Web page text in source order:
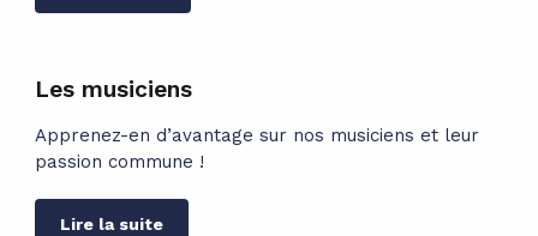
Les musiciens
Apprenez-en d’avantage sur nos musiciens et leur
Lire la suite